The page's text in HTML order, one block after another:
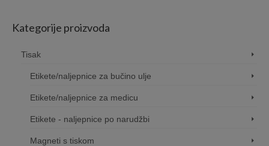
Kategorije proizvoda
Tisak
Etikete/naljepnice za bučino ulje
Etikete/naljepnice za medicu
Etikete - naljepnice po narudžbi
Magneti s tiskom